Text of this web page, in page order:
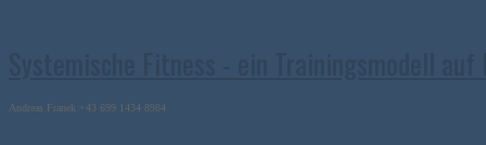
Andreas Franek +43 699 1434 8984